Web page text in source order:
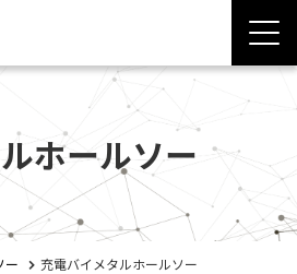
ホールソー
ー 充電バイメタルホールソー